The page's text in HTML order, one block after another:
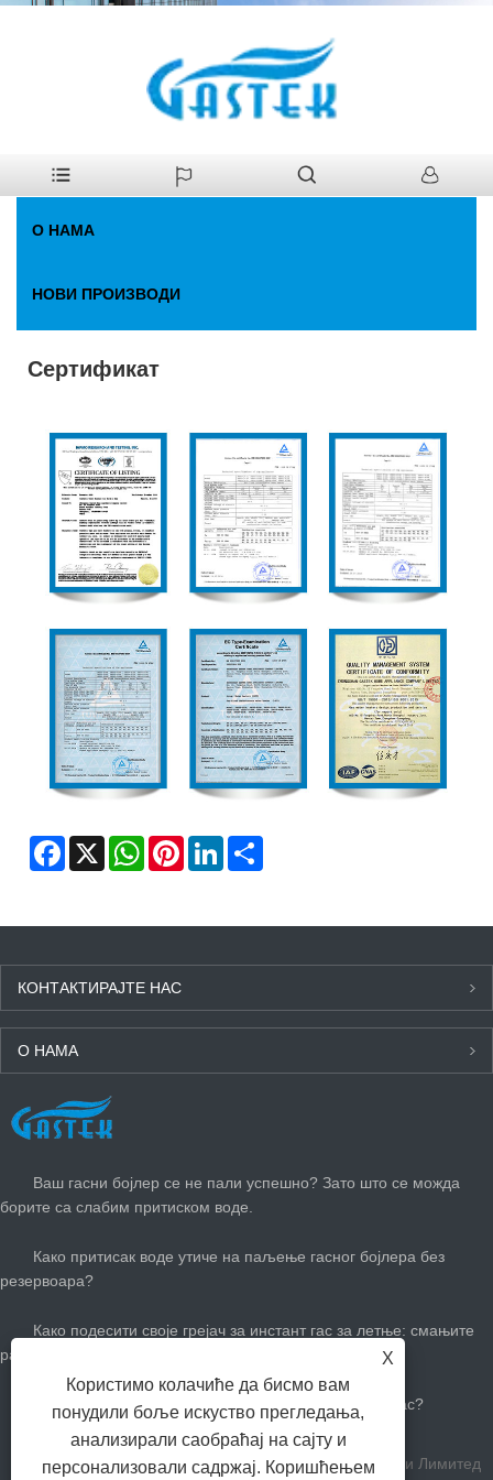
О НАМА
НОВИ ПРОИЗВОДИ
Сертификат
Facebook
X WhatsAppPinterestLinkedIn
X
Користимо колачиће да бисмо вам
понудили боље искуство прегледања,
анализирали саобраћај на сајту и
персонализовали садржај. Коришћењем
КОНТАКТИРАЈТЕ НАС
О НАМА
НАЈНОВИЈЕ ВЕСТИ
Ваш гасни бојлер се не пали успешно? Зато што се можда
борите са слабим притиском воде.
Како притисак воде утиче на паљење гасног бојлера без
резервоара?
Како подесити своје грејач за инстант гас за летње: смањите
рачуне за гас и останите цоол
Колико вам је потребан велики бој топле воде за гас?
Цопиригхт Зхонгсхан Гастек Хоме Апплианце Цомпани Лимитед